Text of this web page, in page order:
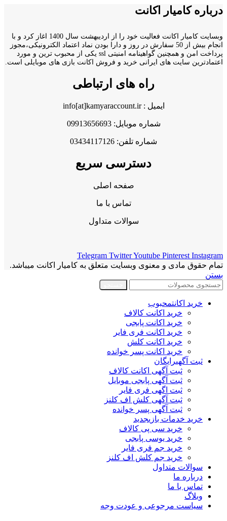
درباره کامیار اکانت
وبسایت کامیار اکانت فعالیت خود را از اردیبهشت سال 1400 اغاز کرد و با
انجام بیش از 50 سفارش در روز و دارا بودن نماد اعتماد الکترونیکی،مجوز
پرداخت امن و همچنین گواهینامه امنیتی ssl یکی از محبوب ترین و مورد
اعتمادترین سایت های ایرانی خرید و فروش اکانت بازی های موبایلی است.
راه های ارتباطی
ایمیل : info[at]kamyaraccount.ir
شماره موبایل: 09913656693
شماره تلفن: 03434117126
دسترسی سریع
صفحه اصلی
تماس با ما
سوالات متداول
Telegram TwitterYoutube Pinterest Instagram
تمام حقوق مادی و معنوی وبسایت متعلق به کامیار اکانت میباشد.
بستن
خرید اکانتمحبوب
خرید اکانت کالاف
خرید اکانت پابجی
خرید اکانت فری فایر
خرید اکانت کلش
خرید اکانت پسر خوانده
ثبت آگهیرایگان
ثبت آگهی اکانت کالاف
ثبت آگهی پابجی موبایل
ثبت اگهی فری فایر
ثبت آگهی کلش اف کلنز
ثبت آگهی پسر خوانده
خرید خدمات بازیجدید
خرید سی پی کالاف
خرید یوسی پابجی
خرید جم فری فایر
خرید جم کلش اف کلنز
سوالات متداول
درباره ما
تماس با ما
وبلاگ
سیاست مرجوعی و عودت وجه